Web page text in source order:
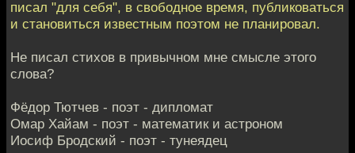
писал "для себя", в свободное время, публиковаться
и становиться известным поэтом не планировал.
Не писал стихов в привычном мне смысле этого
слова?
Фёдор Тютчев - поэт - дипломат
Омар Хайам - поэт - математик и астроном
Иосиф Бродский - поэт - тунеядец